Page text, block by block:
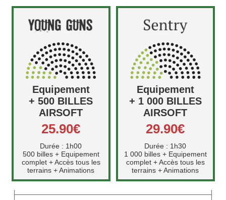
Equipement
+ 500 BILLES
AIRSOFT
25.90€
Durée : 1h00
500 billes + Equipement
complet + Accès tous les
terrains + Animations
Equipement
+ 1 000 BILLES
AIRSOFT
29.90€
Durée : 1h30
1 000 billes + Equipement
complet + Accès tous les
terrains + Animations